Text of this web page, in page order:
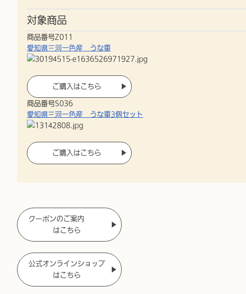
対象商品
商品番号Z011
愛知県三河一色産 うな重
ご購入はこちら
商品番号S036
愛知県三河一色産 うな重3個セット
ご購入はこちら
クーポンのご案内
はこちら
公式オンラインショップ
はこちら